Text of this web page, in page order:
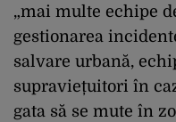
„mai multe echipe
gestionarea
salvare urbană,
supraviețuitori în
gata să se mute în